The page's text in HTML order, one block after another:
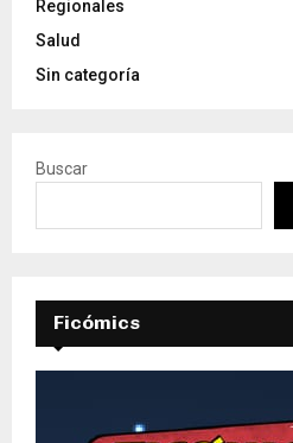
Regionales
Salud
Sin categoría
Buscar
Ficómics